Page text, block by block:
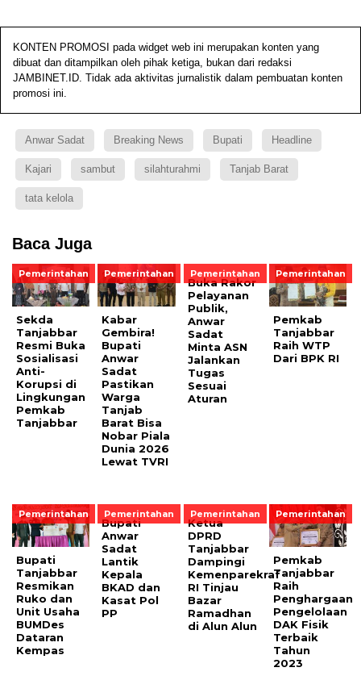
KONTEN PROMOSI pada widget web ini merupakan konten yang
dibuat dan ditampilkan oleh pihak ketiga, bukan dari redaksi
JAMBINET.ID. Tidak ada aktivitas jurnalistik dalam pembuatan konten
promosi ini.
Anwar Sadat Breaking News Bupati Headline
Kajari sambut silahturahmi Tanjab Barat
tata kelola
Baca Juga
Pemerintahan
Sekda
Tanjabbar
Resmi Buka
Sosialisasi
Anti-
Korupsi di
Lingkungan
Pemkab
Tanjabbar
Pemerintahan
Kabar
Gembira!
Bupati
Anwar
Sadat
Pastikan
Warga
Tanjab
Barat Bisa
Nobar Piala
Dunia 2026
Lewat TVRI
Pemerintahan
Buka Rakor
Pelayanan
Publik,
Anwar
Sadat
Minta ASN
Jalankan
Tugas
Sesuai
Aturan
Pemerintahan
Pemkab
Tanjabbar
Raih WTP
Dari BPK RI
Pemerintahan
Bupati
Tanjabbar
Resmikan
Ruko dan
Unit Usaha
BUMDes
Dataran
Kempas
Pemerintahan
Bupati
Anwar
Sadat
Lantik
Kepala
BKAD dan
Kasat Pol
PP
Pemerintahan
Ketua
DPRD
Tanjabbar
Dampingi
Kemenparekraf
RI Tinjau
Bazar
Ramadhan
di Alun Alun
Pemerintahan
Pemkab
Tanjabbar
Raih
Penghargaan
Pengelolaan
DAK Fisik
Terbaik
Tahun
2023